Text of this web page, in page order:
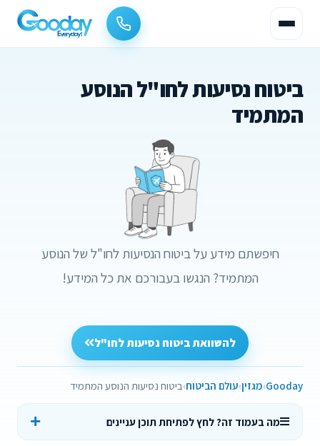
ביטוח נסיעות לחו"ל הנוסע
המתמיד
חיפשתם מידע על ביטוח הנסיעות לחו"ל של הנוסע
המתמיד? הנגשו בעבורכם את כל המידע!
להשוואת ביטוח נסיעות לחו"ל
Gooday מגזין עולם הביטוח ביטוח נסיעות הנוסע המתמיד
מה בעמוד זה? לחץ לפתיחת תוכן עניינים